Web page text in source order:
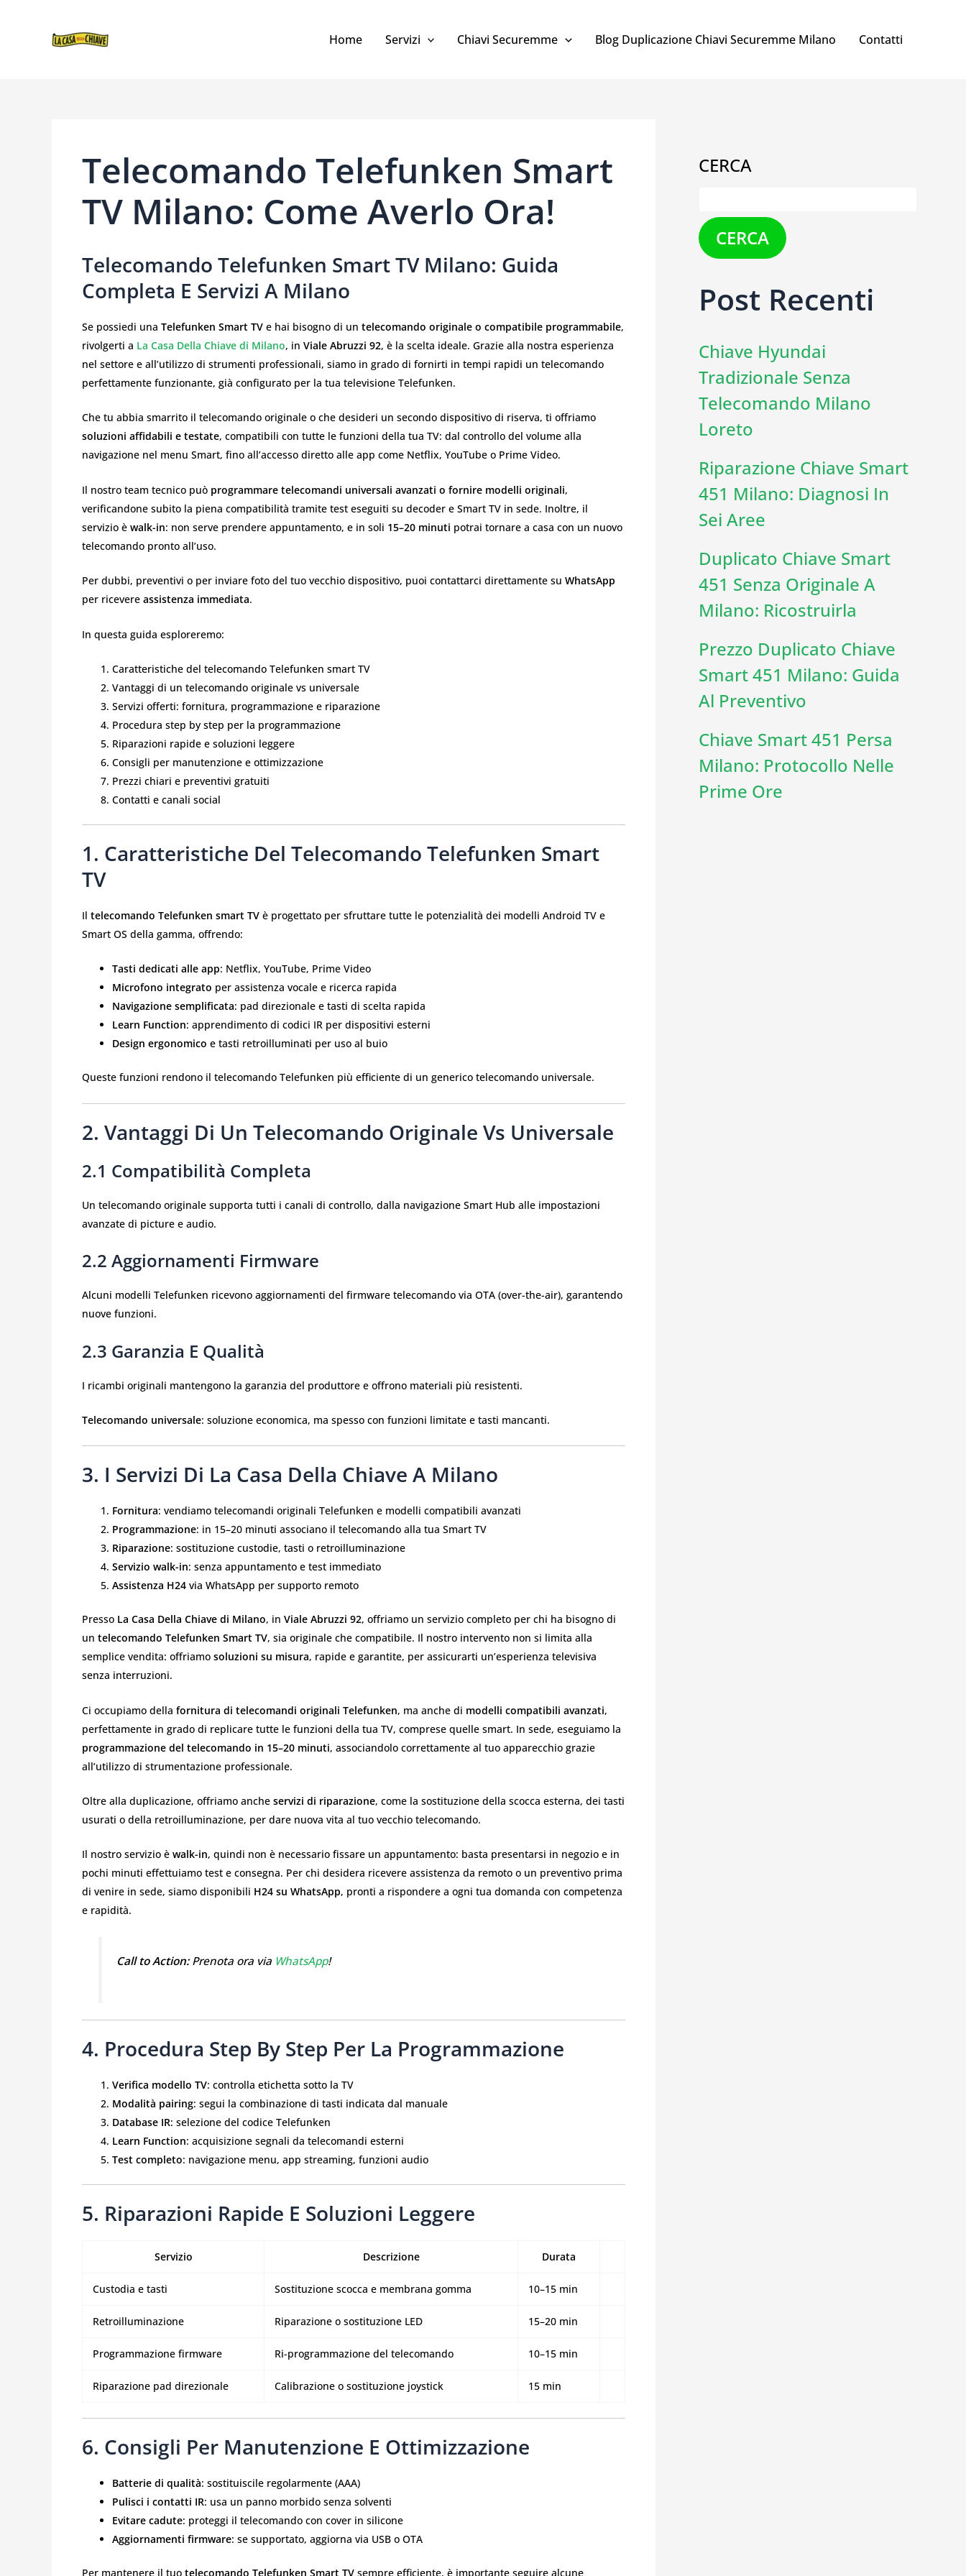
CONTENUTO
Home Servizi Chiavi Securemme Blog Duplicazione Chiavi Securemme Milano Contatti
Telecomando Telefunken Smart
TV Milano: Come Averlo Ora!
Telecomando Telefunken Smart TV Milano: Guida
Completa E Servizi A Milano
Se possiedi una Telefunken Smart TV e hai bisogno di un telecomando originale o compatibile programmabile,
rivolgerti a La Casa Della Chiave di Milano, in Viale Abruzzi 92, è la scelta ideale. Grazie alla nostra esperienza
nel settore e all’utilizzo di strumenti professionali, siamo in grado di fornirti in tempi rapidi un telecomando
perfettamente funzionante, già configurato per la tua televisione Telefunken.
Che tu abbia smarrito il telecomando originale o che desideri un secondo dispositivo di riserva, ti offriamo
soluzioni affidabili e testate, compatibili con tutte le funzioni della tua TV: dal controllo del volume alla
navigazione nel menu Smart, fino all’accesso diretto alle app come Netflix, YouTube o Prime Video.
Il nostro team tecnico può programmare telecomandi universali avanzati o fornire modelli originali,
verificandone subito la piena compatibilità tramite test eseguiti su decoder e Smart TV in sede. Inoltre, il
servizio è walk-in: non serve prendere appuntamento, e in soli 15–20 minuti potrai tornare a casa con un nuovo
telecomando pronto all’uso.
Per dubbi, preventivi o per inviare foto del tuo vecchio dispositivo, puoi contattarci direttamente su WhatsApp
per ricevere assistenza immediata.
In questa guida esploreremo:
Caratteristiche del telecomando Telefunken smart TV
Vantaggi di un telecomando originale vs universale
Servizi offerti: fornitura, programmazione e riparazione
Procedura step by step per la programmazione
Riparazioni rapide e soluzioni leggere
Consigli per manutenzione e ottimizzazione
Prezzi chiari e preventivi gratuiti
Contatti e canali social
1. Caratteristiche Del Telecomando Telefunken Smart
TV
Il telecomando Telefunken smart TV è progettato per sfruttare tutte le potenzialità dei modelli Android TV e
Smart OS della gamma, offrendo:
Tasti dedicati alle app: Netflix, YouTube, Prime Video
Microfono integrato per assistenza vocale e ricerca rapida
Navigazione semplificata: pad direzionale e tasti di scelta rapida
Learn Function: apprendimento di codici IR per dispositivi esterni
Design ergonomico e tasti retroilluminati per uso al buio
Queste funzioni rendono il telecomando Telefunken più efficiente di un generico telecomando universale.
2. Vantaggi Di Un Telecomando Originale Vs Universale
2.1 Compatibilità Completa
Un telecomando originale supporta tutti i canali di controllo, dalla navigazione Smart Hub alle impostazioni
avanzate di picture e audio.
2.2 Aggiornamenti Firmware
Alcuni modelli Telefunken ricevono aggiornamenti del firmware telecomando via OTA (over-the-air), garantendo
nuove funzioni.
2.3 Garanzia E Qualità
I ricambi originali mantengono la garanzia del produttore e offrono materiali più resistenti.
Telecomando universale: soluzione economica, ma spesso con funzioni limitate e tasti mancanti.
3. I Servizi Di La Casa Della Chiave A Milano
Fornitura: vendiamo telecomandi originali Telefunken e modelli compatibili avanzati
Programmazione: in 15–20 minuti associano il telecomando alla tua Smart TV
Riparazione: sostituzione custodie, tasti o retroilluminazione
Servizio walk-in: senza appuntamento e test immediato
Assistenza H24 via WhatsApp per supporto remoto
Presso La Casa Della Chiave di Milano, in Viale Abruzzi 92, offriamo un servizio completo per chi ha bisogno di
un telecomando Telefunken Smart TV, sia originale che compatibile. Il nostro intervento non si limita alla
semplice vendita: offriamo soluzioni su misura, rapide e garantite, per assicurarti un’esperienza televisiva
senza interruzioni.
Ci occupiamo della fornitura di telecomandi originali Telefunken, ma anche di modelli compatibili avanzati,
perfettamente in grado di replicare tutte le funzioni della tua TV, comprese quelle smart. In sede, eseguiamo la
programmazione del telecomando in 15–20 minuti, associandolo correttamente al tuo apparecchio grazie
all’utilizzo di strumentazione professionale.
Oltre alla duplicazione, offriamo anche servizi di riparazione, come la sostituzione della scocca esterna, dei tasti
usurati o della retroilluminazione, per dare nuova vita al tuo vecchio telecomando.
Il nostro servizio è walk-in, quindi non è necessario fissare un appuntamento: basta presentarsi in negozio e in
pochi minuti effettuiamo test e consegna. Per chi desidera ricevere assistenza da remoto o un preventivo prima
di venire in sede, siamo disponibili H24 su WhatsApp, pronti a rispondere a ogni tua domanda con competenza
e rapidità.
Call to Action:Prenota ora via WhatsApp!
4. Procedura Step By Step Per La Programmazione
Verifica modello TV: controlla etichetta sotto la TV
Modalità pairing: segui la combinazione di tasti indicata dal manuale
Database IR: selezione del codice Telefunken
Learn Function: acquisizione segnali da telecomandi esterni
Test completo: navigazione menu, app streaming, funzioni audio
5. Riparazioni Rapide E Soluzioni Leggere
Servizio Descrizione Durata
Custodia e tasti Sostituzione scocca e membrana gomma 10–15 min
Retroilluminazione Riparazione o sostituzione LED 15–20 min
Programmazione firmware Ri-programmazione del telecomando 10–15 min
Riparazione pad direzionale Calibrazione o sostituzione joystick 15 min
6. Consigli Per Manutenzione E Ottimizzazione
Batterie di qualità: sostituiscile regolarmente (AAA)
Pulisci i contatti IR: usa un panno morbido senza solventi
Evitare cadute: proteggi il telecomando con cover in silicone
Aggiornamenti firmware: se supportato, aggiorna via USB o OTA
Per mantenere il tuo telecomando Telefunken Smart TV sempre efficiente, è importante seguire alcune
CERCA
CERCA
Post Recenti
Chiave Hyundai
Tradizionale Senza
Telecomando Milano
Loreto
Riparazione Chiave Smart
451 Milano: Diagnosi In
Sei Aree
Duplicato Chiave Smart
451 Senza Originale A
Milano: Ricostruirla
Prezzo Duplicato Chiave
Smart 451 Milano: Guida
Al Preventivo
Chiave Smart 451 Persa
Milano: Protocollo Nelle
Prime Ore